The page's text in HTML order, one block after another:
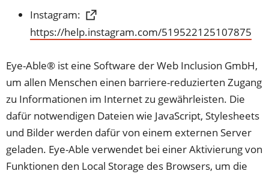
einem
neuen
Instagram:
https://help.instagram.com/519522125107875
(Öffnet
einem
neuen
Tab)
Eye-Able® ist eine Software der Web Inclusion GmbH,
um allen Menschen einen barriere-reduzierten Zugang
zu Informationen im Internet zu gewährleisten. Die
dafür notwendigen Dateien wie JavaScript, Stylesheets
und Bilder werden dafür von einem externen Server
geladen. Eye-Able verwendet bei einer Aktivierung von
Funktionen den Local Storage des Browsers, um die